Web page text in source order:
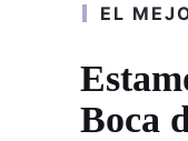
EL
Boca